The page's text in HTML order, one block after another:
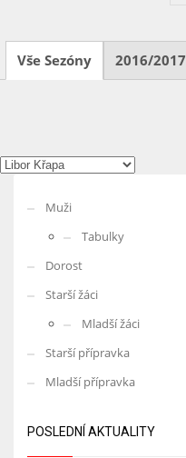
Vše Sezóny 2016/2017
Muži
Tabulky
Dorost
Starší žáci
Mladší žáci
Starší přípravka
Mladší přípravka
POSLEDNÍ AKTUALITY